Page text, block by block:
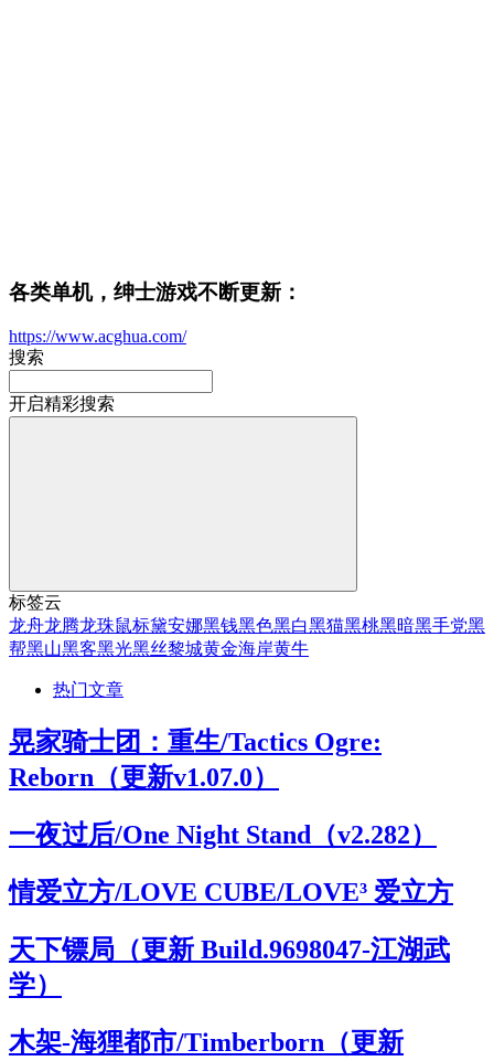
各类单机，绅士游戏不断更新：
https://www.acghua.com/
搜索
开启精彩搜索
标签云
龙舟龙腾龙珠鼠标黛安娜黑钱黑色黑白黑猫黑桃黑暗黑手党黑
帮黑山黑客黑光黑丝黎城黄金海岸黄牛
热门文章
晃家骑士团：重生/Tactics Ogre:
Reborn（更新v1.07.0）
一夜过后/One Night Stand（v2.282）
情爱立方/LOVE CUBE/LOVE³ 爱立方
天下镖局（更新 Build.9698047-江湖武
学）
木架-海狸都市/Timberborn（更新